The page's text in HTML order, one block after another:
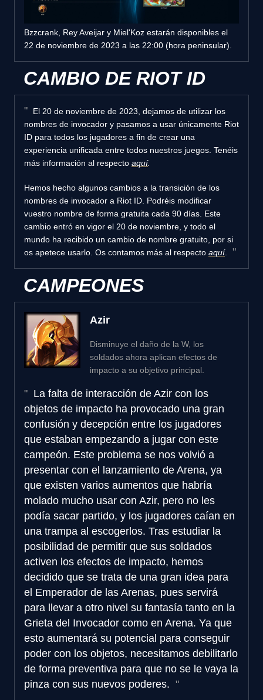
Bzzcrank, Rey Aveijar y Miel'Koz estarán disponibles el
22 de noviembre de 2023 a las 22:00 (hora peninsular).
CAMBIO DE RIOT ID
El 20 de noviembre de 2023, dejamos de utilizar los
nombres de invocador y pasamos a usar únicamente Riot
ID para todos los jugadores a fin de crear una
experiencia unificada entre todos nuestros juegos. Tenéis
más información al respecto aquí.
Hemos hecho algunos cambios a la transición de los
nombres de invocador a Riot ID. Podréis modificar
vuestro nombre de forma gratuita cada 90 días. Este
cambio entró en vigor el 20 de noviembre, y todo el
mundo ha recibido un cambio de nombre gratuito, por si
os apetece usarlo. Os contamos más al respecto aquí.
CAMPEONES
Azir
Disminuye el daño de la W, los
soldados ahora aplican efectos de
impacto a su objetivo principal.
La falta de interacción de Azir con los
objetos de impacto ha provocado una gran
confusión y decepción entre los jugadores
que estaban empezando a jugar con este
campeón. Este problema se nos volvió a
presentar con el lanzamiento de Arena, ya
que existen varios aumentos que habría
molado mucho usar con Azir, pero no les
podía sacar partido, y los jugadores caían en
una trampa al escogerlos. Tras estudiar la
posibilidad de permitir que sus soldados
activen los efectos de impacto, hemos
decidido que se trata de una gran idea para
el Emperador de las Arenas, pues servirá
para llevar a otro nivel su fantasía tanto en la
Grieta del Invocador como en Arena. Ya que
esto aumentará su potencial para conseguir
poder con los objetos, necesitamos debilitarlo
de forma preventiva para que no se le vaya la
pinza con sus nuevos poderes.